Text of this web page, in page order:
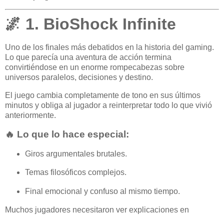
🌌 1. BioShock Infinite
Uno de los finales más debatidos en la historia del gaming.
Lo que parecía una aventura de acción termina
convirtiéndose en un enorme rompecabezas sobre
universos paralelos, decisiones y destino.
El juego cambia completamente de tono en sus últimos
minutos y obliga al jugador a reinterpretar todo lo que vivió
anteriormente.
🔥 Lo que lo hace especial:
Giros argumentales brutales.
Temas filosóficos complejos.
Final emocional y confuso al mismo tiempo.
Muchos jugadores necesitaron ver explicaciones en